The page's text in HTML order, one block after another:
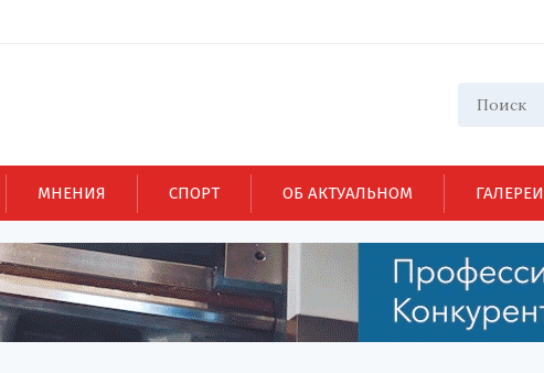
МНЕНИЯ СПОРТ ОБ АКТУАЛЬНОМ ГАЛЕРЕИ